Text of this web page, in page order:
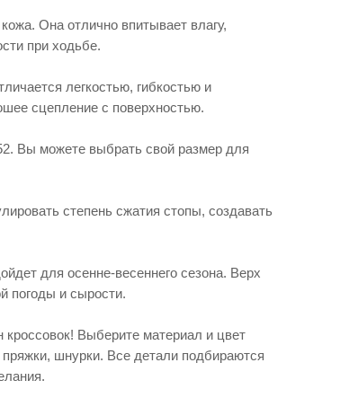
Она отлично впитывает влагу,
при ходьбе.
легкостью, гибкостью и
сцепление с поверхностью.
Вы можете выбрать свой размер для
степень сжатия стопы, создавать
для осенне-весеннего сезона. Верх
погоды и сырости.
Выберите материал и цвет
шнурки. Все детали подбираются